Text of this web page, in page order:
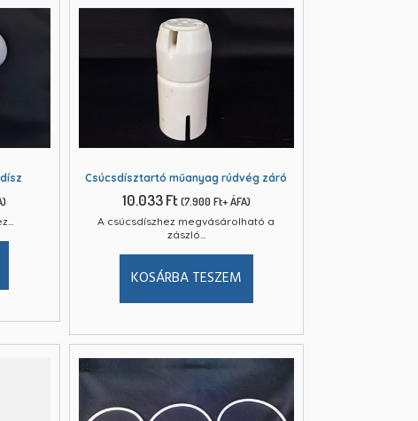
Csúcsdísztartó műanyag rúdvég záró
10.033Ft (7.900 Ft+ ÁFA)
A csúcsdíszhez megvásárolható a
zászló...
KOSÁRBA TESZEM